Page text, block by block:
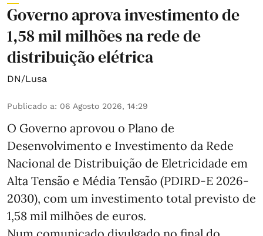
Governo aprova investimento de
1,58 mil milhões na rede de
distribuição elétrica
DN/Lusa
Publicado a: 06 Agosto 2026, 14:29
O Governo aprovou o Plano de
Desenvolvimento e Investimento da Rede
Nacional de Distribuição de Eletricidade em
Alta Tensão e Média Tensão (PDIRD-E 2026-
2030), com um investimento total previsto de
1,58 mil milhões de euros.